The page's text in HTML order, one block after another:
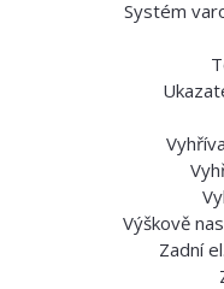
Systém
Výškově
Zadní